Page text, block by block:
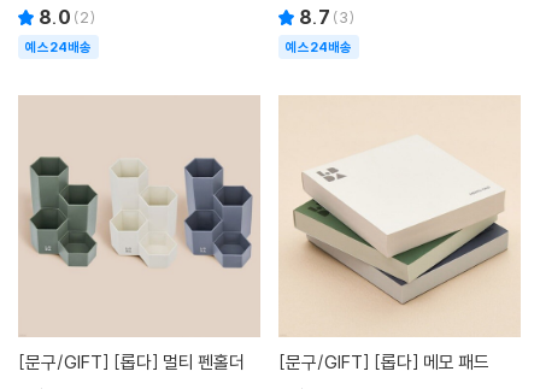
8.0 (2)
예스24배송
8.7 (3)
예스24배송
[문구/GIFT] [롭다] 멀티 펜홀더 [문구/GIFT] [롭다] 메모 패드